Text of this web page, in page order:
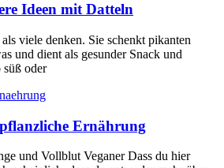
Ideen mit Datteln
viele denken. Sie schenkt pikanten
und dient als gesunder Snack und
oder
Ernährung
und Vollblut Veganer Dass du hier